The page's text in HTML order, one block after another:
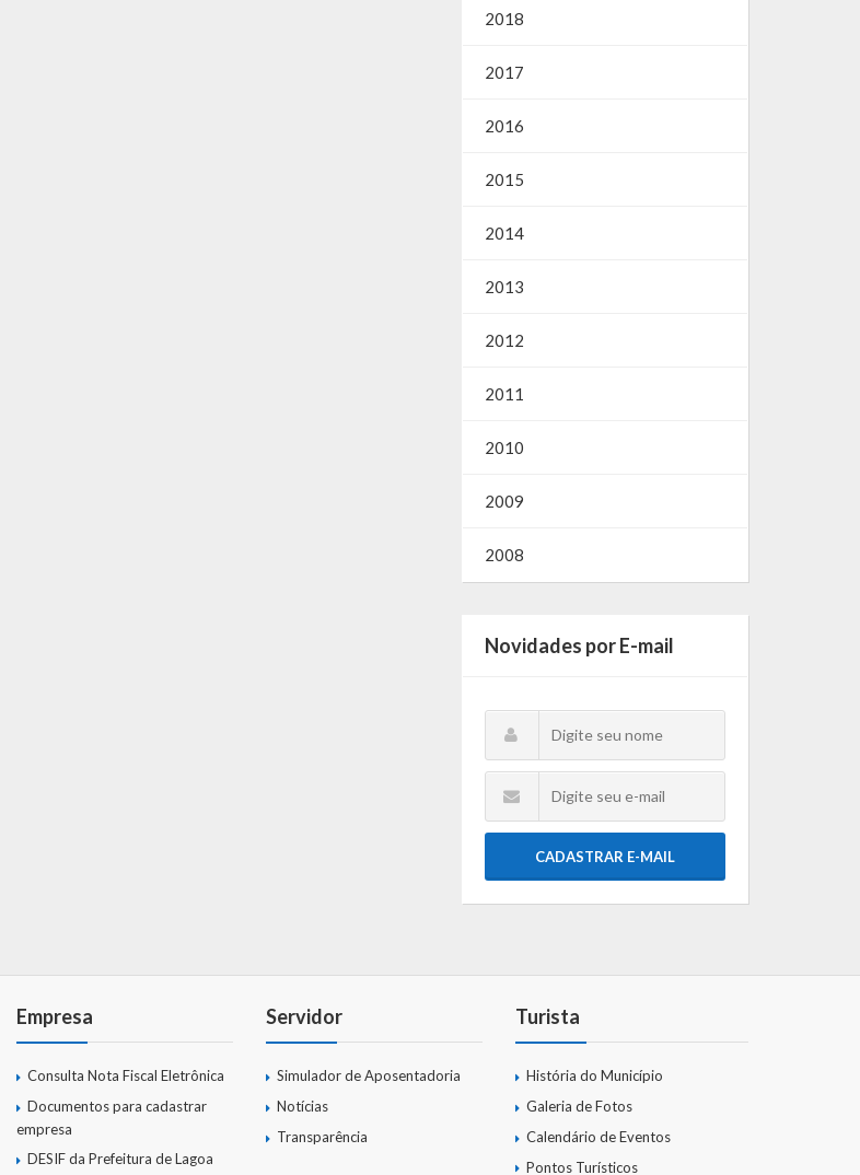
2018
2017
2016
2015
2014
2013
2012
2011
2010
2009
2008
Novidades por E-mail
CADASTRAR E-MAIL
Empresa
Consulta Nota Fiscal Eletrônica
Documentos para cadastrar
empresa
DESIF da Prefeitura de Lagoa
Servidor
Simulador de Aposentadoria
Notícias
Transparência
Turista
História do Município
Galeria de Fotos
Calendário de Eventos
Pontos Turísticos